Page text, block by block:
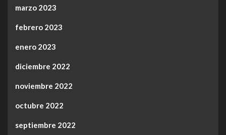
marzo 2023
febrero 2023
enero 2023
diciembre 2022
noviembre 2022
octubre 2022
septiembre 2022